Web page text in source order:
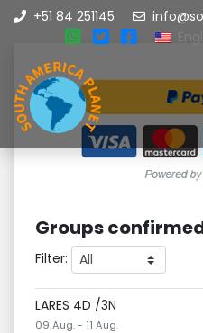
+51 84 251145
Groups
Filter:
LARES 4D /3N
09 Aug. - 11 Aug.